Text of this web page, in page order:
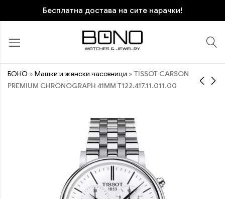
Бесплатна достава на сите нарачки!
БОНО » Машки и женски часовници » TISSOT CARSON
PREMIUM CHRONOGRAPH 41MM T122.417.11.011.00
10.770